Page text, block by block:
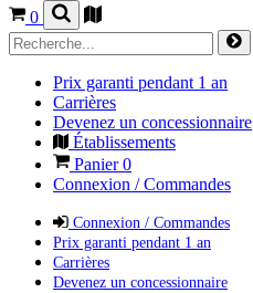
0
Prix garanti pendant 1 an
Carrières
Devenez un concessionnaire
Établissements
Panier0
Connexion / Commandes
Connexion / Commandes
Prix garanti pendant 1 an
Carrières
Devenez un concessionnaire